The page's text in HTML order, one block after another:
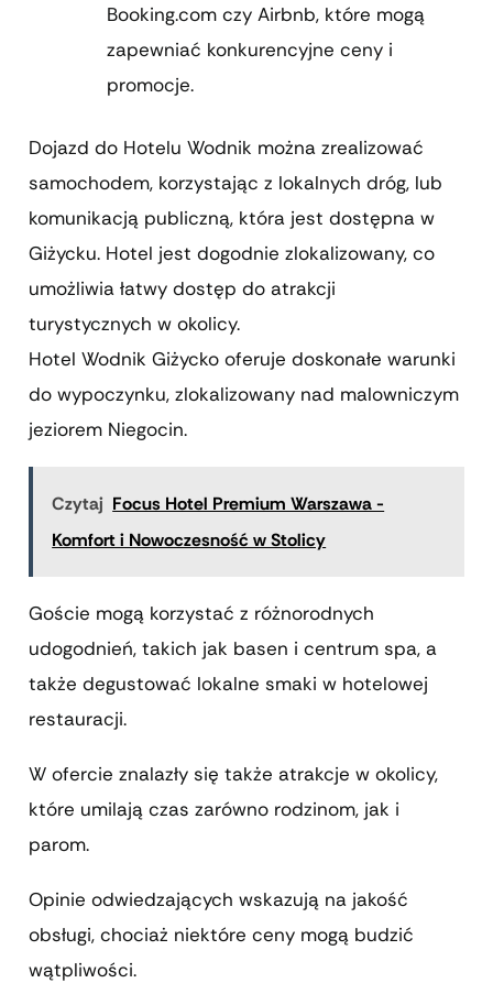
Booking.com czy Airbnb, które mogą
zapewniać konkurencyjne ceny i
promocje.
Dojazd do Hotelu Wodnik można zrealizować
samochodem, korzystając z lokalnych dróg, lub
komunikacją publiczną, która jest dostępna w
Giżycku. Hotel jest dogodnie zlokalizowany, co
umożliwia łatwy dostęp do atrakcji
turystycznych w okolicy.
Hotel Wodnik Giżycko oferuje doskonałe warunki
do wypoczynku, zlokalizowany nad malowniczym
jeziorem Niegocin.
Czytaj Focus Hotel Premium Warszawa -
Komfort i Nowoczesność w Stolicy
Goście mogą korzystać z różnorodnych
udogodnień, takich jak basen i centrum spa, a
także degustować lokalne smaki w hotelowej
restauracji.
W ofercie znalazły się także atrakcje w okolicy,
które umilają czas zarówno rodzinom, jak i
parom.
Opinie odwiedzających wskazują na jakość
obsługi, chociaż niektóre ceny mogą budzić
wątpliwości.